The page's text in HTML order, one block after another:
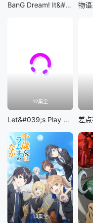
BanG Dream! It&#039;s MyGO!!!!!
12集全
Let&#039;s Play 充满挑战的人生
13集全